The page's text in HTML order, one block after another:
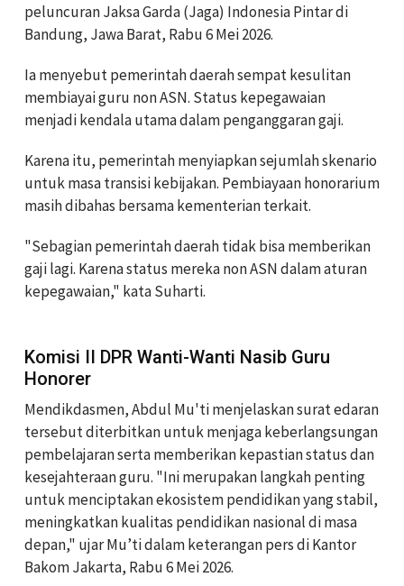
peluncuran Jaksa Garda (Jaga) Indonesia Pintar di
Bandung, Jawa Barat, Rabu 6 Mei 2026.
Ia menyebut pemerintah daerah sempat kesulitan
membiayai guru non ASN. Status kepegawaian
menjadi kendala utama dalam penganggaran gaji.
Karena itu, pemerintah menyiapkan sejumlah skenario
untuk masa transisi kebijakan. Pembiayaan honorarium
masih dibahas bersama kementerian terkait.
"Sebagian pemerintah daerah tidak bisa memberikan
gaji lagi. Karena status mereka non ASN dalam aturan
kepegawaian," kata Suharti.
Komisi II DPR Wanti-Wanti Nasib Guru
Honorer
Mendikdasmen, Abdul Mu'ti menjelaskan surat edaran
tersebut diterbitkan untuk menjaga keberlangsungan
pembelajaran serta memberikan kepastian status dan
kesejahteraan guru. "Ini merupakan langkah penting
untuk menciptakan ekosistem pendidikan yang stabil,
meningkatkan kualitas pendidikan nasional di masa
depan," ujar Mu’ti dalam keterangan pers di Kantor
Bakom Jakarta, Rabu 6 Mei 2026.